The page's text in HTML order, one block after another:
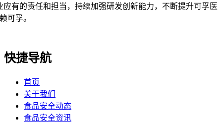
的责任和担当，持续加强研发创新能力，不断提升可孚医
可孚。
快捷导航
首页
关于我们
食品安全动态
食品安全资讯